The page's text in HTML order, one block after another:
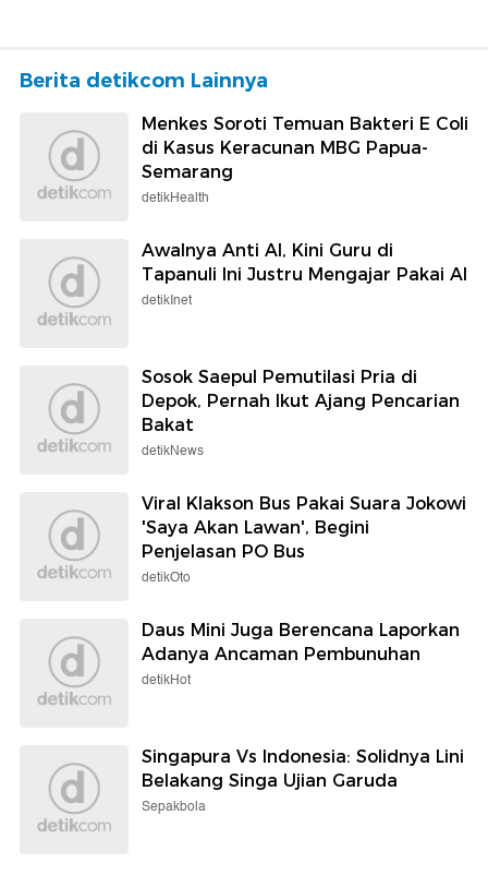
Berita detikcom Lainnya
Menkes Soroti Temuan Bakteri E Coli
di Kasus Keracunan MBG Papua-
Semarang
detikHealth
Awalnya Anti AI, Kini Guru di
Tapanuli Ini Justru Mengajar Pakai AI
detikInet
Sosok Saepul Pemutilasi Pria di
Depok, Pernah Ikut Ajang Pencarian
Bakat
detikNews
Viral Klakson Bus Pakai Suara Jokowi
'Saya Akan Lawan', Begini
Penjelasan PO Bus
detikOto
Daus Mini Juga Berencana Laporkan
Adanya Ancaman Pembunuhan
detikHot
Singapura Vs Indonesia: Solidnya Lini
Belakang Singa Ujian Garuda
Sepakbola